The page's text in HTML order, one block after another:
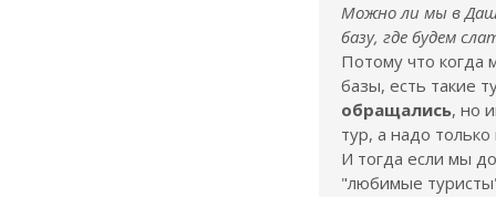
Можно ли мы в
базу, где будем
Потому что когда
базы, есть такие
обращались, но
тур, а надо
И тогда если мы
"любимые